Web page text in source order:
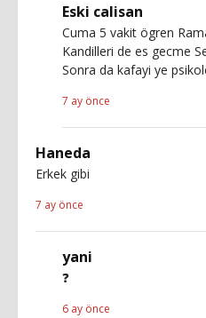
Eski calisan
Cuma 5 vakit ögren
Kandilleri de es gecme
Sonra da kafayi ye
7 ay önce
Haneda
Erkek gibi
7 ay önce
yani
❓
6 ay önce